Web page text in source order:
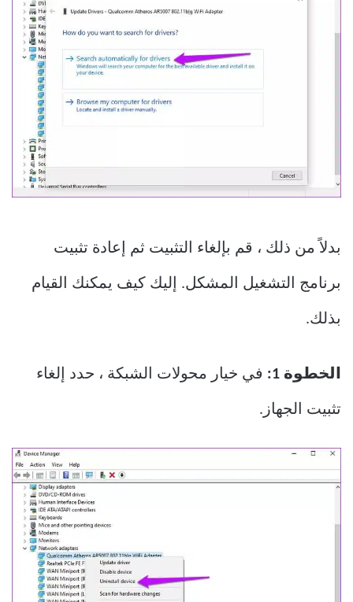
بدلاً من ذلك ، قم بإلغاء التثبيت ثم إعادة تثبيت
برنامج التشغيل المشكل. إليك كيف يمكنك القيام
بذلك.
الخطوة 1: في خيار محولات الشبكة ، حدد إلغاء
تثبيت الجهاز.